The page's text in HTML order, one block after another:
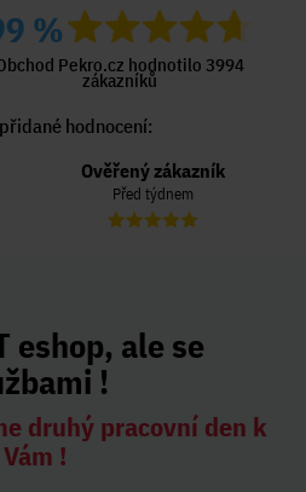
%
Pekro.cz hodnotilo 3994
zákazníků
hodnocení:
Ověřený zákazník
Před týdnem
eshop, ale se
!
druhý pracovní den k
Vám !